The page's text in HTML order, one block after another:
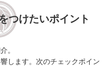
つけたいポイント
。
します。次のチェックポイン